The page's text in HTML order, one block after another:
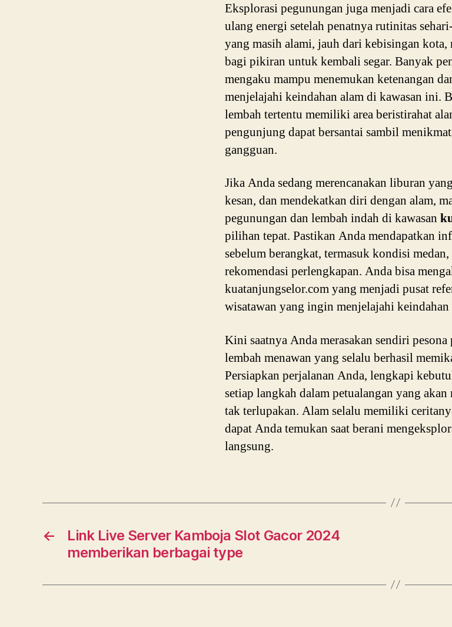
Eksplorasi pegunungan juga menjadi cara
ulang energi setelah penatnya rutinitas
yang masih alami, jauh dari kebisingan kota,
bagi pikiran untuk kembali segar. Banyak
mengaku mampu menemukan ketenangan
menjelajahi keindahan alam di kawasan ini.
lembah tertentu memiliki area beristirahat
pengunjung dapat bersantai sambil
gangguan.
Jika Anda sedang merencanakan liburan
kesan, dan mendekatkan diri dengan alam,
pegunungan dan lembah indah di kawasan
pilihan tepat. Pastikan Anda mendapatkan
sebelum berangkat, termasuk kondisi
rekomendasi perlengkapan. Anda bisa
kuatanjungselor.com yang menjadi pusat
wisatawan yang ingin menjelajahi keindahan
Kini saatnya Anda merasakan sendiri
lembah menawan yang selalu berhasil
Persiapkan perjalanan Anda, lengkapi
setiap langkah dalam petualangan yang
tak terlupakan. Alam selalu memiliki
dapat Anda temukan saat berani
langsung.
←
Link Live Server Kamboja Slot Gacor 2024
memberikan berbagai type